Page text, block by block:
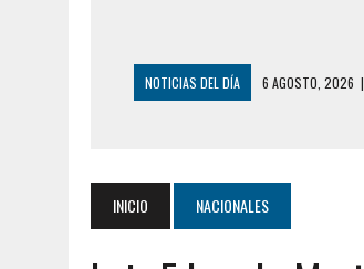
NOTICIAS DEL DÍA 6 AGOSTO, 2026 |
3 AGOSTO, 2026 | LA INCREÍBLE
3 AGOSTO, 2026
YARACUY: INTENTÓ
INICIO NACIONALES